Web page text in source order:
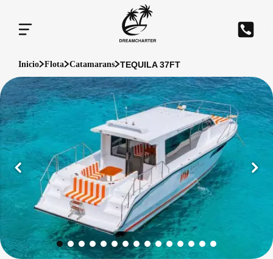
Inicio Flota Catamarans TEQUILA 37FT